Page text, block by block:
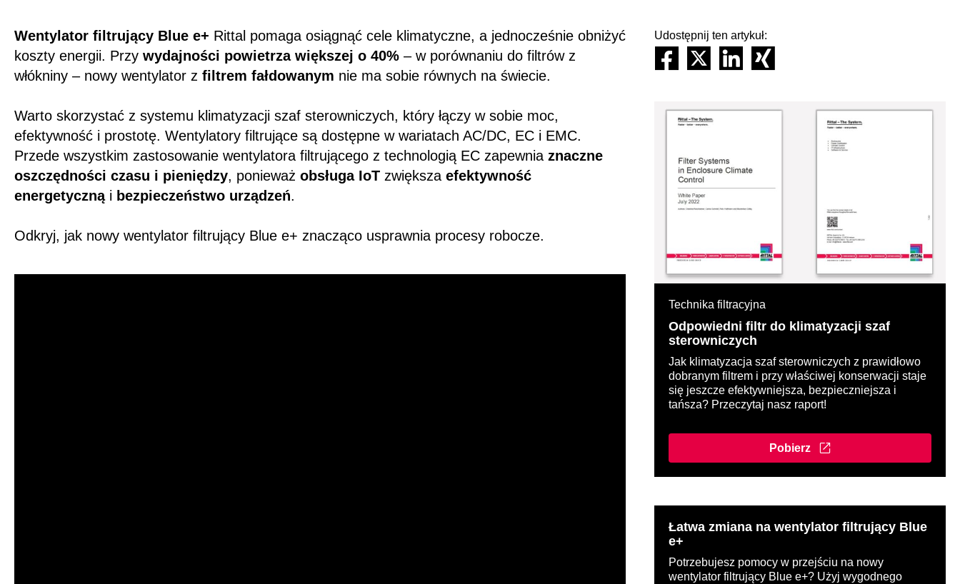
Wentylator filtrujący Blue e+ Rittal pomaga osiągnąć cele klimatyczne, a jednocześnie obniżyć
koszty energii. Przy wydajności powietrza większej o 40% – w porównaniu do filtrów z
włókniny – nowy wentylator z filtrem fałdowanym nie ma sobie równych na świecie.
Warto skorzystać z systemu klimatyzacji szaf sterowniczych, który łączy w sobie moc,
efektywność i prostotę. Wentylatory filtrujące są dostępne w wariatach AC/DC, EC i EMC.
Przede wszystkim zastosowanie wentylatora filtrującego z technologią EC zapewnia znaczne
oszczędności czasu i pieniędzy, ponieważ obsługa IoT zwiększa efektywność
energetyczną i bezpieczeństwo urządzeń.
Odkryj, jak nowy wentylator filtrujący Blue e+ znacząco usprawnia procesy robocze.
Udostępnij ten artykuł:
Technika filtracyjna
Odpowiedni filtr do klimatyzacji szaf
sterowniczych
Jak klimatyzacja szaf sterowniczych z prawidłowo
dobranym filtrem i przy właściwej konserwacji staje
się jeszcze efektywniejsza, bezpieczniejsza i
tańsza? Przeczytaj nasz raport!
Pobierz
Łatwa zmiana na wentylator filtrujący Blue
e+
Potrzebujesz pomocy w przejściu na nowy
wentylator filtrujący Blue e+? Użyj wygodnego